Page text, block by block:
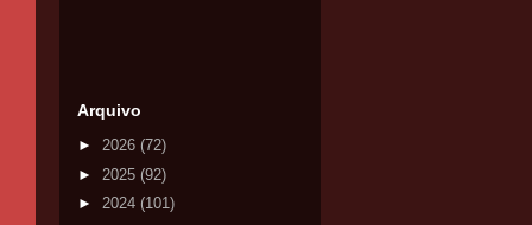
Arquivo
► 2026 (72)
► 2025 (92)
► 2024 (101)